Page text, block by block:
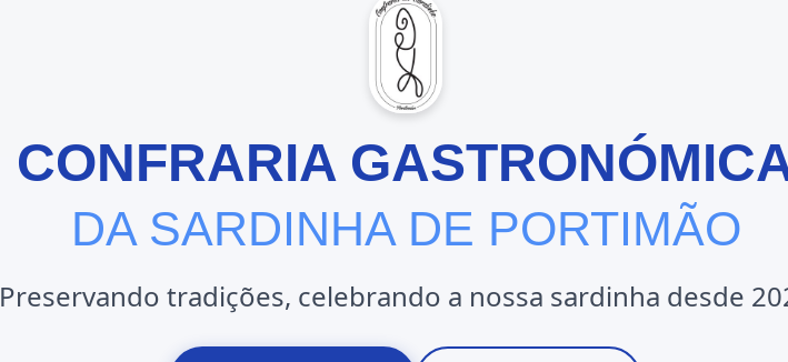
CONFRARIA
DA SARDINHA DE PORTIMÃO
Preservando tradições, celebrando a nossa sardinha desde